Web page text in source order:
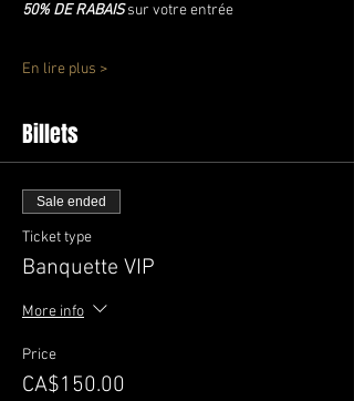
50% DE RABAIS sur votre entrée
En lire plus >
Billets
Sale ended
Ticket type
Banquette VIP
More info
Price
CA$150.00